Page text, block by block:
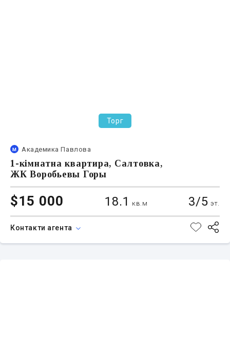
Торг
Академика Павлова
1-кімнатна квартира, Салтовка,
ЖК Воробьевы Горы
$15 000 18.1 кв.м 3/5 эт.
Контакти агента